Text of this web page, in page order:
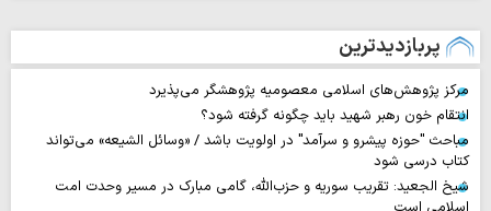
پربازدیدترین
مرکز پژوهش‌های اسلامی معصومیه پژوهشگر می‌پذیرد
انتقام خون رهبر شهید باید چگونه گرفته شود؟
مباحث "حوزه پیشرو و سرآمد" در اولویت باشد / «وسائل الشیعه» می‌تواند
کتاب درسی شود
شیخ الجعید: تقریب سوریه و حزب‌الله، گامی مبارک در مسیر وحدت امت